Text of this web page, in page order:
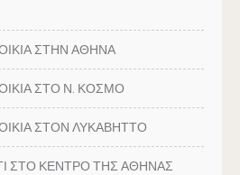
ΣΤΗΝ ΑΘΗΝΑ
ΣΤΟ Ν. ΚΟΣΜΟ
ΣΤΟΝ ΛΥΚΑΒΗΤΤΟ
ΣΤΟ ΚΕΝΤΡΟ ΤΗΣ ΑΘΗΝΑΣ